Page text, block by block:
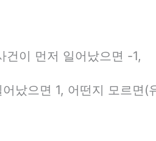
건이 먼저 일어났으면 -1,
났으면 1, 어떤지 모르면